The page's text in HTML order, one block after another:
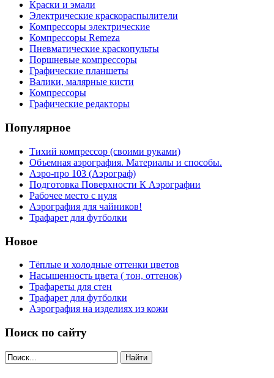
Краски и эмали
Электрические краскораспылители
Компрессоры электрические
Компрессоры Remeza
Пневматические краскопульты
Поршневые компрессоры
Графические планшеты
Валики, малярные кисти
Компрессоры
Графические редакторы
Популярное
Тихий компрессор (своими руками)
Объемная аэрография. Материалы и способы.
Аэро-про 103 (Аэрограф)
Подготовка Поверхности К Аэрографии
Рабочее место с нуля
Аэрография для чайников!
Трафарет для футболки
Новое
Тёплые и холодные оттенки цветов
Насыщенность цвета ( тон, оттенок)
Трафареты для стен
Трафарет для футболки
Аэрография на изделиях из кожи
Поиск по сайту
Найти